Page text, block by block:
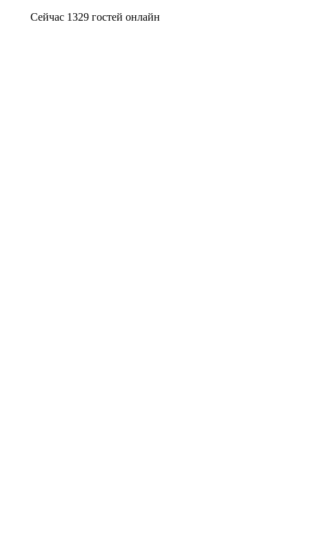
Сейчас 1329 гостей онлайн